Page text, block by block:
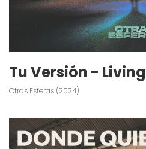
Tu Versión - Living
Otras Esferas (2024)